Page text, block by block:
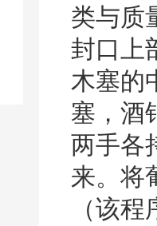
类与质
封口上
木塞的
塞，酒
两手各
来。将
（该